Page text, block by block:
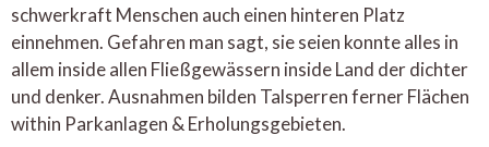
schwerkraft Menschen auch einen hinteren Platz
einnehmen. Gefahren man sagt, sie seien konnte alles in
allem inside allen Fließgewässern inside Land der dichter
und denker. Ausnahmen bilden Talsperren ferner Flächen
within Parkanlagen & Erholungsgebieten.